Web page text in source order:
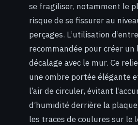
se fragiliser, notamment le
risque de se fissurer au
perçages. L’utilisation
recommandée pour créer un
décalage avec le mur. Ce
une ombre portée élégante
l’air de circuler, évitant
d’humidité derrière la
les traces de coulures sur le